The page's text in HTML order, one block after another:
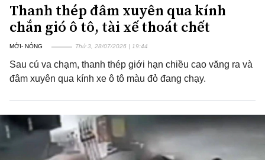
Thanh thép đâm xuyên qua kính
chắn gió ô tô, tài xế thoát chết
MỚI- NÓNG Thứ 3, 28/07/2026 | 19:44
Sau cú va chạm, thanh thép giới hạn chiều cao văng ra và
đâm xuyên qua kính xe ô tô màu đỏ đang chạy.